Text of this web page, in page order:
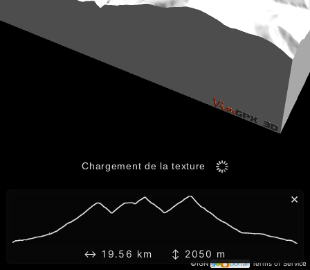
Chargement de la texture
©IGN Terms of Service
×
↔ 19.56 km ↕ 2050 m